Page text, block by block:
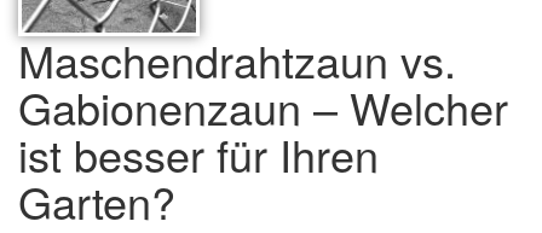
Maschendrahtzaun vs.
Gabionenzaun – Welcher
ist besser für Ihren
Garten?